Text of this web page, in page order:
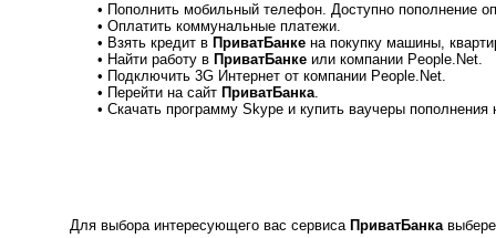
• Пополнить мобильный телефон. Доступно пополнение
• Оплатить коммунальные платежи.
• Взять кредит в ПриватБанке на покупку машины,
• Найти работу в ПриватБанке или компании People.Net.
• Подключить 3G Интернет от компании People.Net.
• Перейти на сайт ПриватБанка.
• Скачать программу Skype и купить ваучеры
Для выбора интересующего вас сервиса ПриватБанка